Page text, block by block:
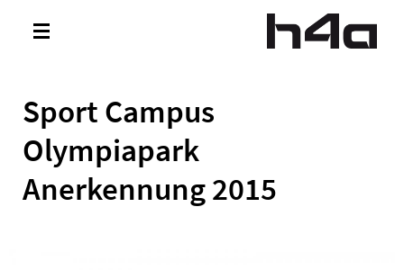
Toggle
Sport Campus
Olympiapark
Anerkennung 2015